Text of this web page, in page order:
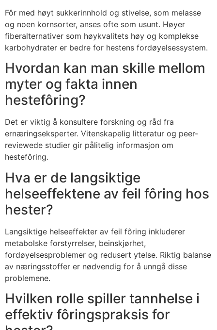
Fôr med høyt sukkerinnhold og stivelse, som melasse
og noen kornsorter, anses ofte som usunt. Høyer
fiberalternativer som høykvalitets høy og komplekse
karbohydrater er bedre for hestens fordøyelsessystem.
Hvordan kan man skille mellom
myter og fakta innen
hestefôring?
Det er viktig å konsultere forskning og råd fra
ernæringseksperter. Vitenskapelig litteratur og peer-
reviewede studier gir pålitelig informasjon om
hestefôring.
Hva er de langsiktige
helseeffektene av feil fôring hos
hester?
Langsiktige helseeffekter av feil fôring inkluderer
metabolske forstyrrelser, beinskjørhet,
fordøyelsesproblemer og redusert ytelse. Riktig balanse
av næringsstoffer er nødvendig for å unngå disse
problemene.
Hvilken rolle spiller tannhelse i
effektiv fôringspraksis for